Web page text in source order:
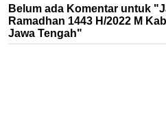
Belum ada Komentar untuk
Ramadhan 1443 H/2022 M
Jawa Tengah"